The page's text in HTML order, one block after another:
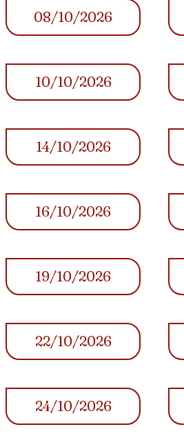
08/10/2026
10/10/2026
14/10/2026
16/10/2026
19/10/2026
22/10/2026
24/10/2026